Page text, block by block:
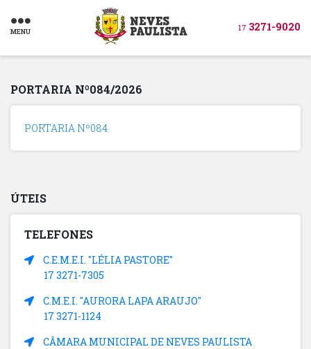
MENU 17 3271-9020
PORTARIA Nº084/2026
PORTARIA Nº084
ÚTEIS
TELEFONES
C.E.M.E.I. "LÉLIA PASTORE"
17 3271-7305
C.M.E.I. "AURORA LAPA ARAUJO"
17 3271-1124
CÂMARA MUNICIPAL DE NEVES PAULISTA